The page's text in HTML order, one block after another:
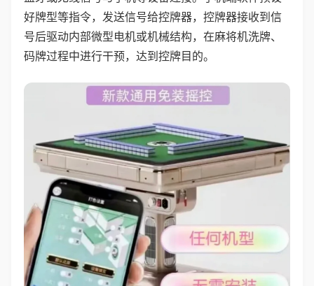
好牌型等指令，发送信号给控牌器，控牌器接收到信
号后驱动内部微型电机或机械结构，在麻将机洗牌、
码牌过程中进行干预，达到控牌目的。